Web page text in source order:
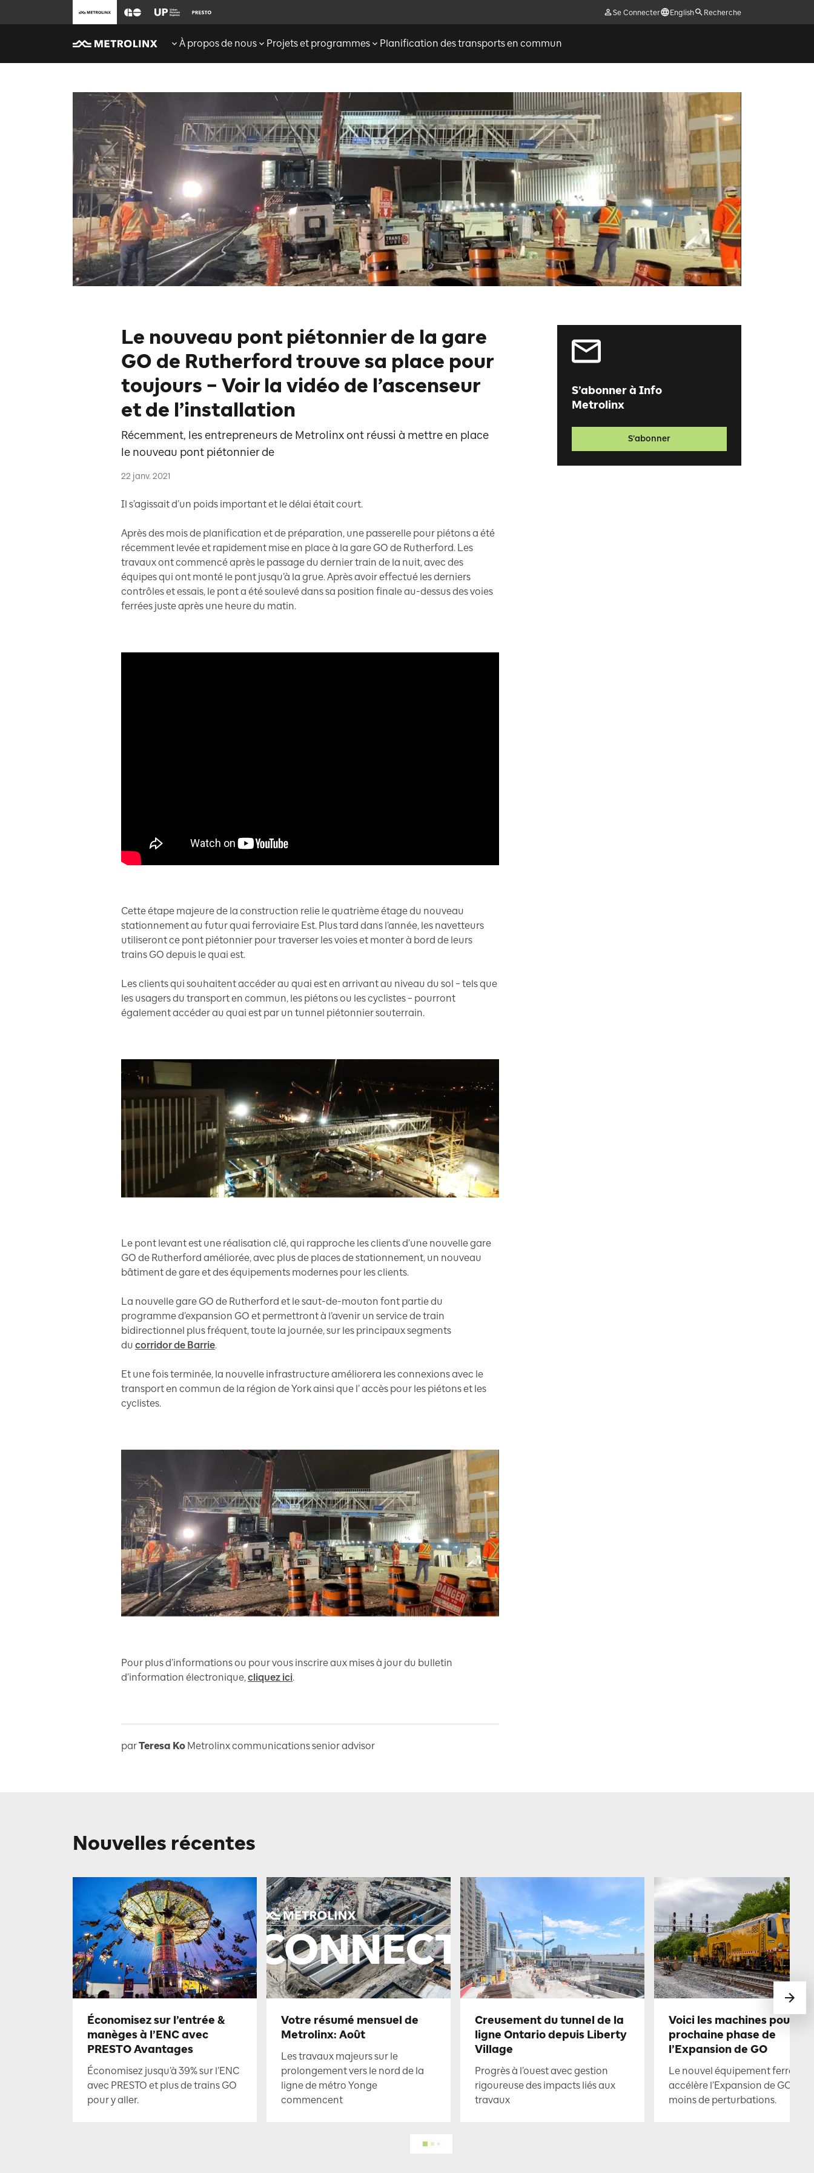
Se Connecter English Recherche
À propos de nous Projets et programmes Planification des transports en commun
Le nouveau pont piétonnier de la gare
GO de Rutherford trouve sa place pour
toujours – Voir la vidéo de l’ascenseur
et de l’installation
Récemment, les entrepreneurs de Metrolinx ont réussi à mettre en place
le nouveau pont piétonnier de
22 janv. 2021
Il s’agissait d’un poids important et le délai était court.
Après des mois de planification et de préparation, une passerelle pour piétons a été
récemment levée et rapidement mise en place à la gare GO de Rutherford. Les
travaux ont commencé après le passage du dernier train de la nuit, avec des
équipes qui ont monté le pont jusqu’à la grue. Après avoir effectué les derniers
contrôles et essais, le pont a été soulevé dans sa position finale au-dessus des voies
ferrées juste après une heure du matin.
Cette étape majeure de la construction relie le quatrième étage du nouveau
stationnement au futur quai ferroviaire Est. Plus tard dans l’année, les navetteurs
utiliseront ce pont piétonnier pour traverser les voies et monter à bord de leurs
trains GO depuis le quai est.
Les clients qui souhaitent accéder au quai est en arrivant au niveau du sol – tels que
les usagers du transport en commun, les piétons ou les cyclistes – pourront
également accéder au quai est par un tunnel piétonnier souterrain.
Le pont levant est une réalisation clé, qui rapproche les clients d’une nouvelle gare
GO de Rutherford améliorée, avec plus de places de stationnement, un nouveau
bâtiment de gare et des équipements modernes pour les clients.
La nouvelle gare GO de Rutherford et le saut-de-mouton font partie du
programme d’expansion GO et permettront à l’avenir un service de train
bidirectionnel plus fréquent, toute la journée, sur les principaux segments
du corridor de Barrie.
Et une fois terminée, la nouvelle infrastructure améliorera les connexions avec le
transport en commun de la région de York ainsi que l’ accès pour les piétons et les
cyclistes.
Pour plus d’informations ou pour vous inscrire aux mises à jour du bulletin
d’information électronique, cliquez ici.
parTeresa Ko Metrolinx communications senior advisor
S’abonner à Info
Metrolinx
S’abonner
Nouvelles récentes
Économisez sur l’entrée &
manèges à l’ENC avec
PRESTO Avantages
Économisez jusqu’à 39% sur l’ENC
avec PRESTO et plus de trains GO
pour y aller.
Votre résumé mensuel de
Metrolinx: Août
Les travaux majeurs sur le
prolongement vers le nord de la
ligne de métro Yonge
commencent
Creusement du tunnel de la
ligne Ontario depuis Liberty
Village
Progrès à l’ouest avec gestion
rigoureuse des impacts liés aux
travaux
Voici les machines pour la
prochaine phase de
l’Expansion de GO
Le nouvel équipement
accélère l’Expansion de GO
moins de perturbations.